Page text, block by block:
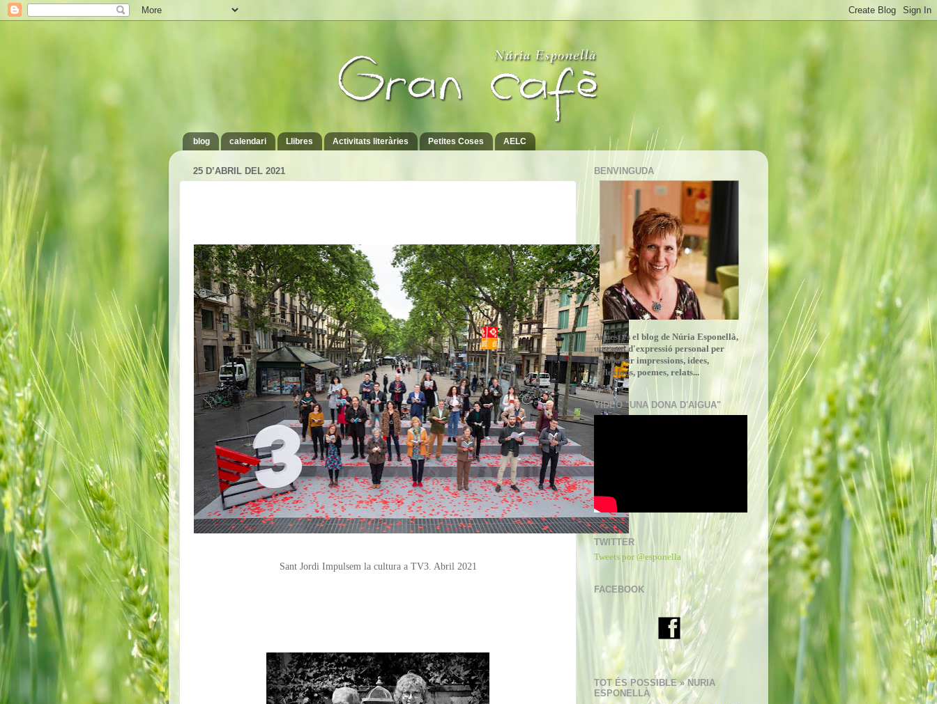
blog calendari Llibres Activitats literàries Petites Coses AELC
25 D’ABRIL DEL 2021
Sant Jordi Impulsem la cultura a TV3. Abril 2021
BENVINGUDA
Aquest és el blog de Núria Esponellà,
un espai d'expressió personal per
compartir impressions, idees,
reflexions, poemes, relats...
VIDEO "UNA DONA D'AIGUA"
TWITTER
Tweets por @esponella
FACEBOOK
TOT ÉS POSSIBLE » NURIA
ESPONELLÀ